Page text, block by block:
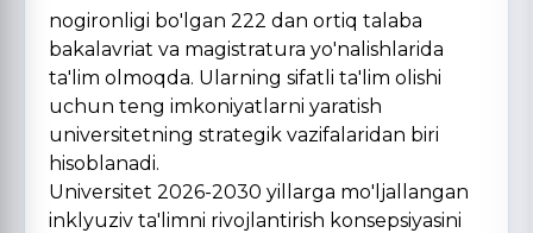
nogironligi bo'lgan 222 dan ortiq talaba
bakalavriat va magistratura yo'nalishlarida
ta'lim olmoqda. Ularning sifatli ta'lim olishi
uchun teng imkoniyatlarni yaratish
universitetning strategik vazifalaridan biri
hisoblanadi.
Universitet 2026-2030 yillarga mo'ljallangan
inklyuziv ta'limni rivojlantirish konsepsiyasini